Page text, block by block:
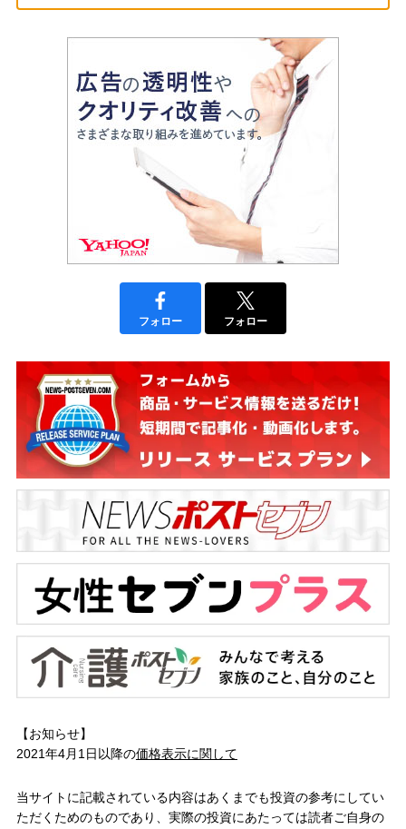
フォロー フォロー
【お知らせ】
2021年4月1日以降の価格表示に関して
当サイトに記載されている内容はあくまでも投資の参考にしてい
ただくためのものであり、実際の投資にあたっては読者ご自身の